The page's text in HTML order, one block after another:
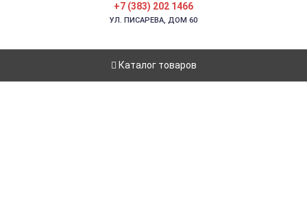
+7 (383) 202 1466
УЛ. ПИСАРЕВА, ДОМ 60
Каталог товаров